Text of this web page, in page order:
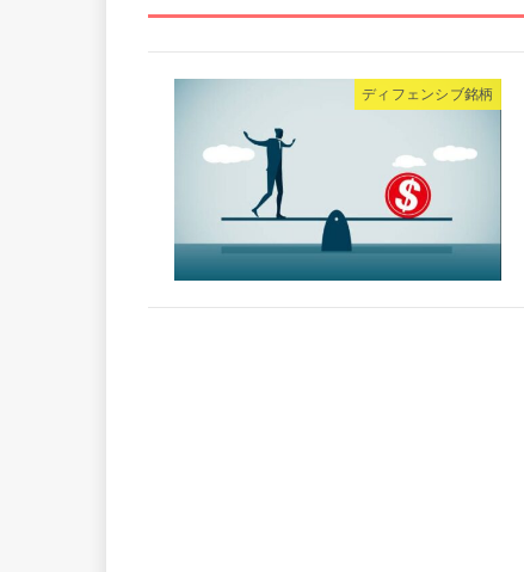
ディフェンシブ銘柄